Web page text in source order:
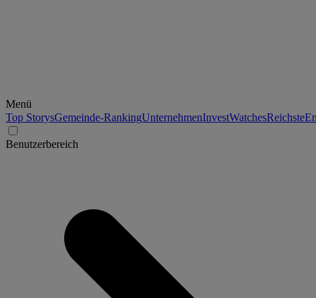
Menü
Top StorysGemeinde-RankingUnternehmenInvestWatchesReichste
Benutzerbereich